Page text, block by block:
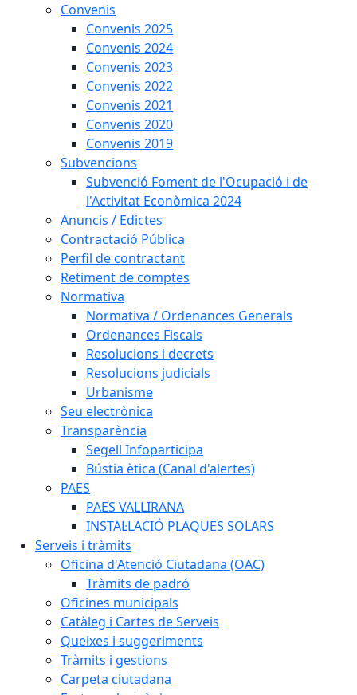
Convenis
Convenis 2025
Convenis 2024
Convenis 2023
Convenis 2022
Convenis 2021
Convenis 2020
Convenis 2019
Subvencions
Subvenció Foment de l'Ocupació i de
l'Activitat Econòmica 2024
Anuncis / Edictes
Contractació Pública
Perfil de contractant
Retiment de comptes
Normativa
Normativa / Ordenances Generals
Ordenances Fiscals
Resolucions i decrets
Resolucions judicials
Urbanisme
Seu electrònica
Transparència
Segell Infoparticipa
Bústia ètica (Canal d'alertes)
PAES
PAES VALLIRANA
INSTAL·LACIÓ PLAQUES SOLARS
Serveis i tràmits
Oficina d'Atenció Ciutadana (OAC)
Tràmits de padró
Oficines municipals
Catàleg i Cartes de Serveis
Queixes i suggeriments
Tràmits i gestions
Carpeta ciutadana